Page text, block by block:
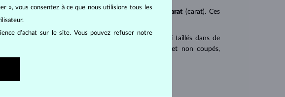
4C : taille (cut), pureté (clarity), couleur (color) et carat (carat). Ces
aux tailles les plus populaires. Les diamants sont aussi taillés dans de
(quadrilatère ou triangulaire avec angles pointus et non coupés,
bien des imperfections internes du diamant :
», vous consentez à ce que nous utilisions tous les
d’achat sur le site. Vous pouvez refuser notre